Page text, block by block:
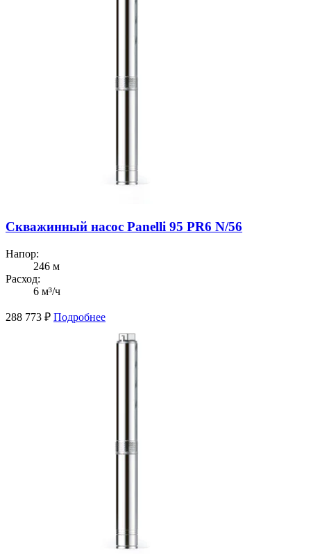
Скважинный насос Panelli 95 PR6 N/56
Напор:
246 м
Расход:
6 м³/ч
288 773 ₽ Подробнее